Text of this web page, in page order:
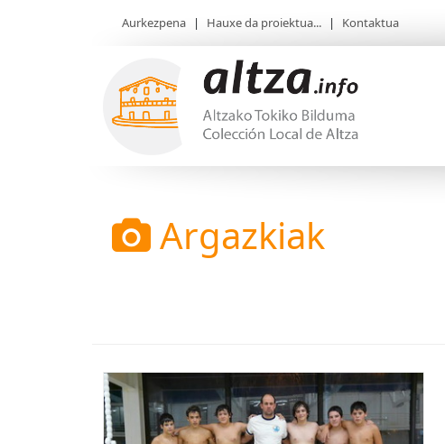
Aurkezpena | Hauxe da proiektua... | Kontaktua
Argazkiak